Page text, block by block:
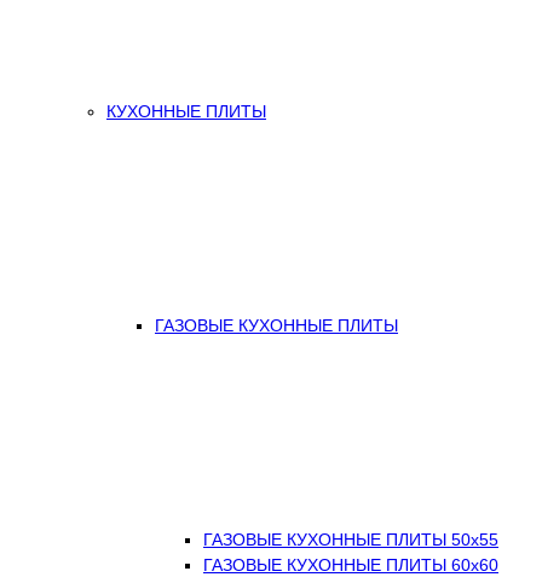
КУХОННЫЕ ПЛИТЫ
ГАЗОВЫЕ КУХОННЫЕ ПЛИТЫ
ГАЗОВЫЕ КУХОННЫЕ ПЛИТЫ 50х55
ГАЗОВЫЕ КУХОННЫЕ ПЛИТЫ 60х60